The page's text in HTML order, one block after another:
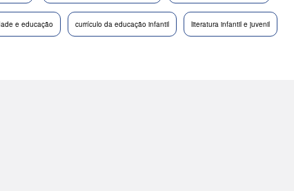
e educação currículo da educação infantil literatura infantil e juvenil